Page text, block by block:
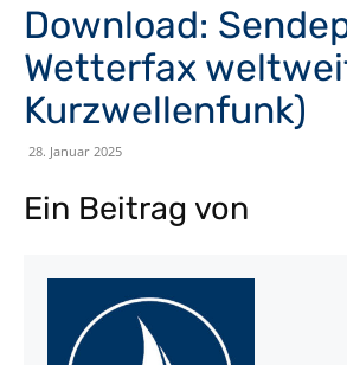
Download:
Wetterfax
Kurzwellenfunk)
28. Januar 2025
Ein Beitrag von